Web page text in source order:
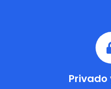
Privado